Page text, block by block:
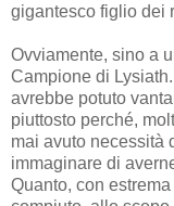
gigantesco figlio dei
Ovviamente, sino a
Campione di
avrebbe potuto
piuttosto perché,
mai avuto necessità
immaginare di
Quanto, con